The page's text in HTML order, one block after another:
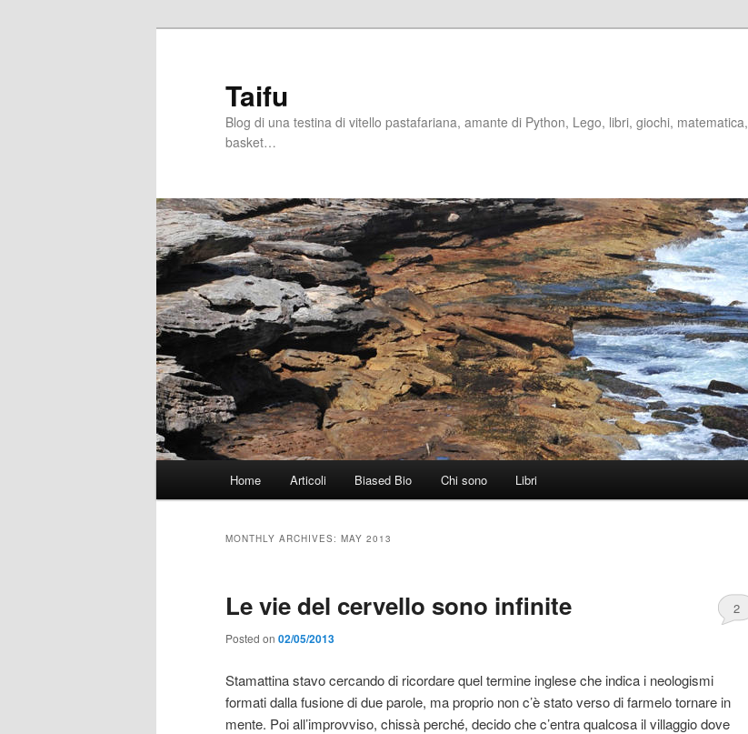
Taifu
Blog di una testina di vitello pastafariana, amante di Python, Lego, libri, giochi, matematica,
basket…
Home Articoli Biased Bio Chi sono Libri
MONTHLY ARCHIVES: MAY 2013
Le vie del cervello sono infinite
Posted on 02/05/2013
2
Stamattina stavo cercando di ricordare quel termine inglese che indica i neologismi
formati dalla fusione di due parole, ma proprio non c’è stato verso di farmelo tornare in
mente. Poi all’improvviso, chissà perché, decido che c’entra qualcosa il villaggio dove